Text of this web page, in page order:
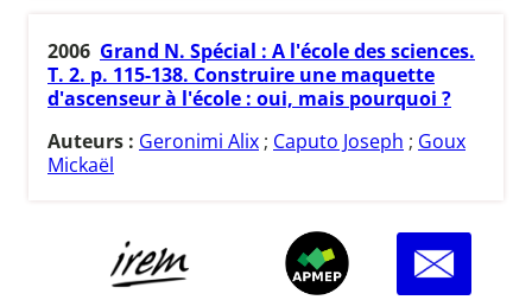
2006 Grand N. Spécial : A l'école des sciences.
T. 2. p. 115-138. Construire une maquette
d'ascenseur à l'école : oui, mais pourquoi ?
Auteurs : Geronimi Alix ; Caputo Joseph ; Goux
Mickaël